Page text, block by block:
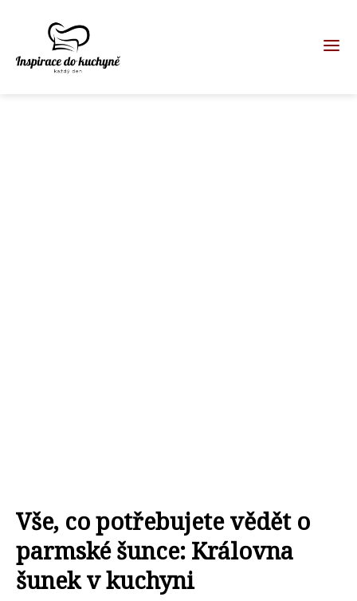
Vše, co potřebujete vědět o
parmské šunce: Královna
šunek v kuchyni